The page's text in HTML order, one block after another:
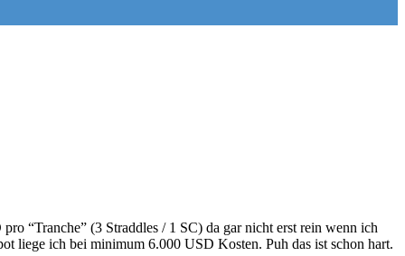
“Tranche” (3 Straddles / 1 SC) da gar nicht erst rein wenn ich
liege ich bei minimum 6.000 USD Kosten. Puh das ist schon hart.